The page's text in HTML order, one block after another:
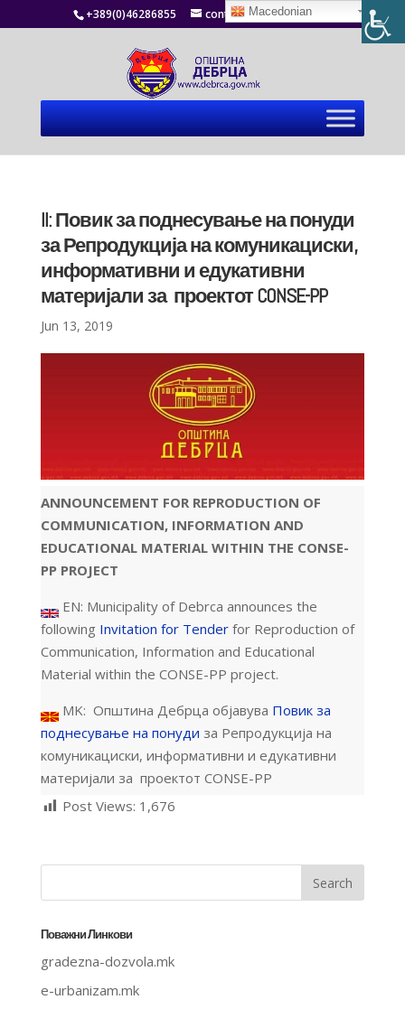
+389(0)46286855 contact@debrca.gov.mk
II: Повик за поднесување на понуди
за Репродукција на комуникациски,
информативни и едукативни
материјали за проектот CONSE-PP
Jun 13, 2019
ANNOUNCEMENT FOR REPRODUCTION OF
COMMUNICATION, INFORMATION AND
EDUCATIONAL MATERIAL WITHIN THE CONSE-
PP PROJECT
EN: Municipality of Debrca announces the
following Invitation for Tenderfor Reproduction of
Communication, Information and Educational
Material within the CONSE-PP project.
MK: Општина Дебрца објавува Повик за
поднесување на понуди за Репродукција на
комуникациски, информативни и едукативни
материјали за проектот CONSE-PP
Post Views: 1,676
Поважни Линкови
gradezna-dozvola.mk
e-urbanizam.mk
Macedonian